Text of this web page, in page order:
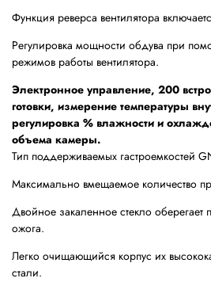
Функция реверса вентилятора
Регулировка мощности обдува при
режимов работы вентилятора.
Электронное управление, 200
готовки, измерение температуры
регулировка % влажности и
объема камеры.
Тип поддерживаемых гастроемкостей
Максимально вмещаемое количество
Двойное закаленное стекло оберегает
ожога.
Легко очищающийся корпус их
стали.